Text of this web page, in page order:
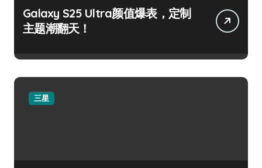
Galaxy S25 Ultra颜值爆表，定制
主题潮翻天！
三星